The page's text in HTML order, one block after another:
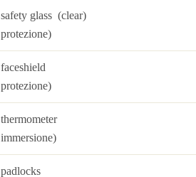
safety glass (clear)
protezione)
faceshield
protezione)
thermometer
immersione)